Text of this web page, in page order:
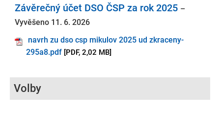
Závěrečný účet DSO ČSP za rok 2025 –
Vyvěšeno 11. 6. 2026
navrh zu dso csp mikulov 2025 ud zkraceny-
295a8.pdf [PDF, 2,02 MB]
Volby